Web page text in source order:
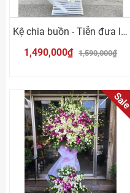
Kệ chia buồn - Tiễn đưa lần cuối
1,490,000₫ 1,590,000₫
Sale